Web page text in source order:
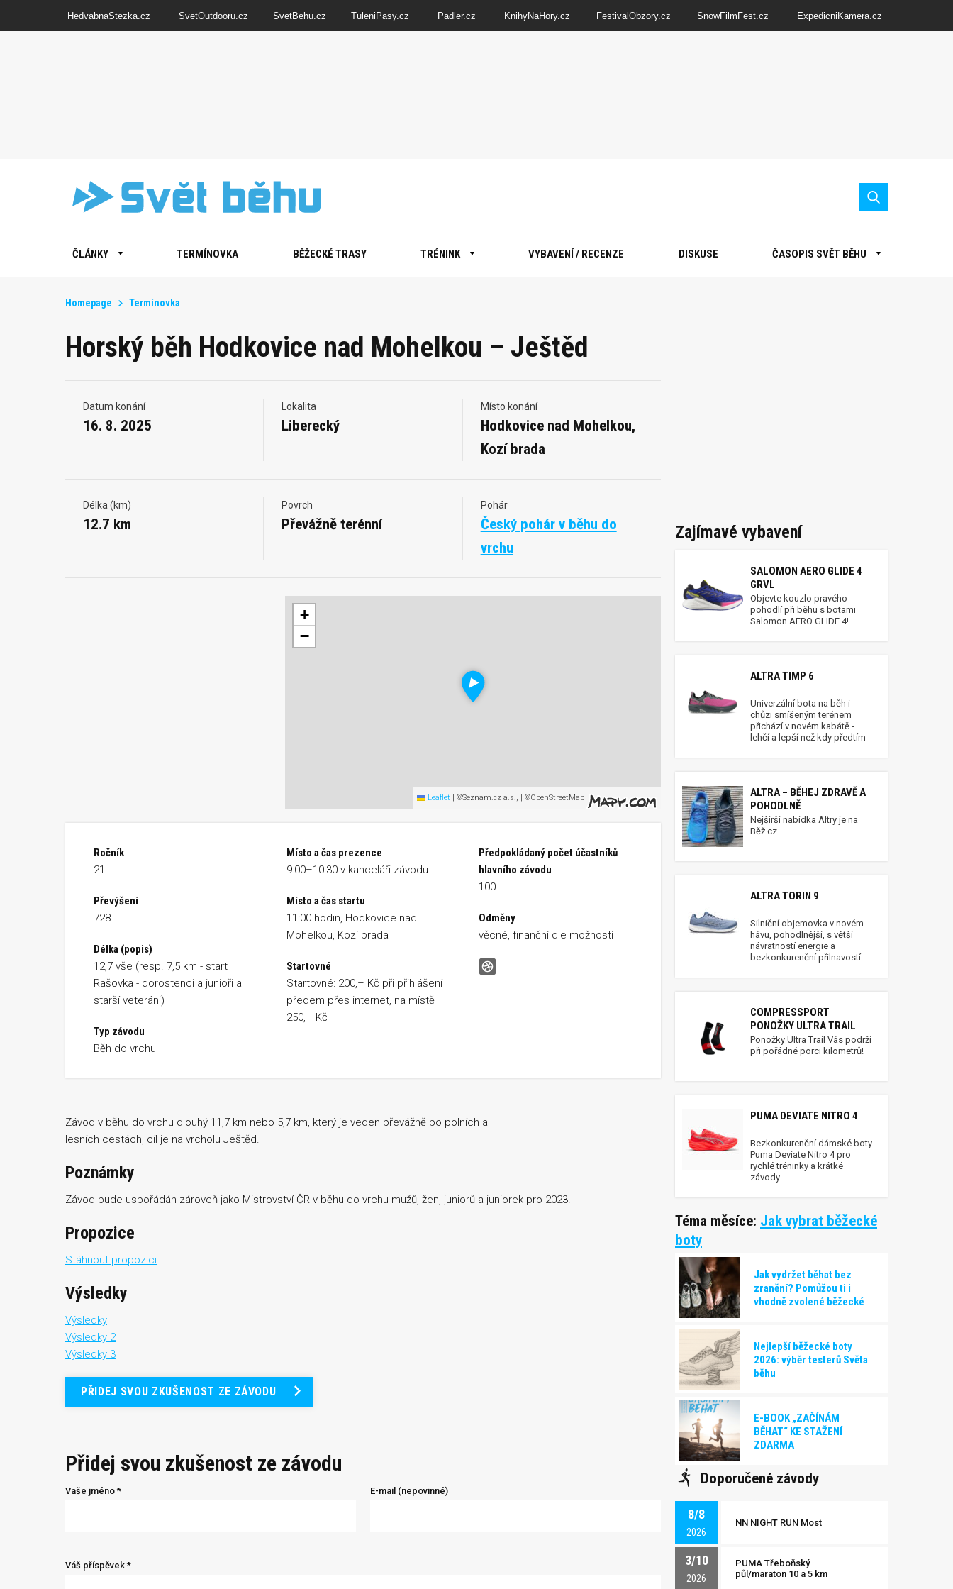
HedvabnaStezka.cz SvetOutdooru.cz SvetBehu.cz TuleniPasy.cz Padler.cz KnihyNaHory.cz FestivalObzory.cz SnowFilmFest.cz ExpedicniKamera.cz
ČLÁNKY TERMÍNOVKA BĚŽECKÉ TRASY TRÉNINK VYBAVENÍ / RECENZE DISKUSE ČASOPIS SVĚT BĚHU
Homepage Termínovka
Horský běh Hodkovice nad Mohelkou – Ještěd
Datum konání
16. 8. 2025
Lokalita
Liberecký
Místo konání
Hodkovice nad Mohelkou,
Kozí brada
Délka (km)
12.7 km
Povrch
Převážně terénní
Pohár
Český pohár v běhu do
vrchu
+
−
Leaflet | ©Seznam.cz a.s., | ©OpenStreetMap
Ročník
21
Převýšení
728
Délka (popis)
12,7 vše (resp. 7,5 km - start
Rašovka - dorostenci a junioři a
starší veteráni)
Typ závodu
Běh do vrchu
Místo a čas prezence
9:00–10:30 v kanceláři závodu
Místo a čas startu
11:00 hodin, Hodkovice nad
Mohelkou, Kozí brada
Startovné
Startovné: 200,– Kč při přihlášení
předem přes internet, na místě
250,– Kč
Předpokládaný počet účastníků
hlavního závodu
100
Odměny
věcné, finanční dle možností
Horský běh Hodkovice nad Mohelkou &#8211; Ještěd
Závod v běhu do vrchu dlouhý 11,7 km nebo 5,7 km, který je veden převážně po polních a
lesních cestách, cíl je na vrcholu Ještěd.
Poznámky
Závod bude uspořádán zároveň jako Mistrovství ČR v běhu do vrchu mužů, žen, juniorů a juniorek pro 2023.
Propozice
Stáhnout propozici
Výsledky
Výsledky
Výsledky 2
Výsledky 3
PŘIDEJ SVOU ZKUŠENOST ZE ZÁVODU
Přidej svou zkušenost ze závodu
Vaše jméno * E-mail (nepovinné)
Váš příspěvek *
Zajímavé vybavení
SALOMON AERO GLIDE 4
GRVL
Objevte kouzlo pravého
pohodlí při běhu s botami
Salomon AERO GLIDE 4!
ALTRA TIMP 6
Univerzální bota na běh i
chůzi smíšeným terénem
přichází v novém kabátě -
lehčí a lepší než kdy předtím
ALTRA – BĚHEJ ZDRAVĚ A
POHODLNĚ
Nejširší nabídka Altry je na
Běž.cz
ALTRA TORIN 9
Silniční objemovka v novém
hávu, pohodlnější, s větší
návratností energie a
bezkonkurenční přilnavostí.
COMPRESSPORT
PONOŽKY ULTRA TRAIL
Ponožky Ultra Trail Vás podrží
při pořádné porci kilometrů!
PUMA DEVIATE NITRO 4
Bezkonkurenční dámské boty
Puma Deviate Nitro 4 pro
rychlé tréninky a krátké
závody.
Téma měsíce: Jak vybrat běžecké
boty
Jak vydržet běhat bez
zranění? Pomůžou ti i
vhodně zvolené běžecké
Nejlepší běžecké boty
2026: výběr testerů Světa
běhu
E-BOOK „ZAČÍNÁM
BĚHAT“ KE STAŽENÍ
ZDARMA
Doporučené závody
8/8
2026
NN NIGHT RUN Most
3/10
2026
PUMA Třeboňský
půl/maraton 10 a 5 km